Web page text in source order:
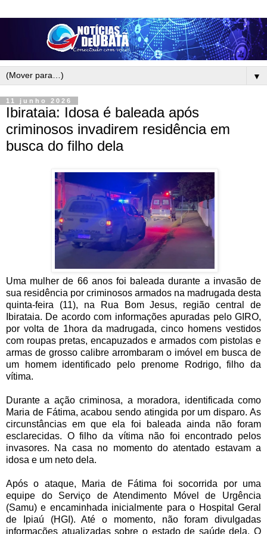
▼
11 junho 2026
Ibirataia: Idosa é baleada após
criminosos invadirem residência em
busca do filho dela
Uma mulher de 66 anos foi baleada durante a invasão de
sua residência por criminosos armados na madrugada desta
quinta-feira (11), na Rua Bom Jesus, região central de
Ibirataia. De acordo com informações apuradas pelo GIRO,
por volta de 1hora da madrugada, cinco homens vestidos
com roupas pretas, encapuzados e armados com pistolas e
armas de grosso calibre arrombaram o imóvel em busca de
um homem identificado pelo prenome Rodrigo, filho da
vítima.
Durante a ação criminosa, a moradora, identificada como
Maria de Fátima, acabou sendo atingida por um disparo. As
circunstâncias em que ela foi baleada ainda não foram
esclarecidas. O filho da vítima não foi encontrado pelos
invasores. Na casa no momento do atentado estavam a
idosa e um neto dela.
Após o ataque, Maria de Fátima foi socorrida por uma
equipe do Serviço de Atendimento Móvel de Urgência
(Samu) e encaminhada inicialmente para o Hospital Geral
de Ipiaú (HGI). Até o momento, não foram divulgadas
informações atualizadas sobre o estado de saúde dela. O